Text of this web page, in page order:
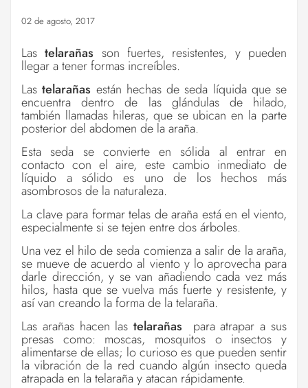
02 de agosto, 2017
Lastelarañas son fuertes, resistentes, y pueden
llegar a tener formas increíbles.
Lastelarañas están hechas de seda líquida que se
encuentra dentro de las glándulas de hilado,
también llamadas hileras, que se ubican en la parte
posterior del abdomen de la araña.
Esta seda se convierte en sólida al entrar en
contacto con el aire, este cambio inmediato de
líquido a sólido es uno de los hechos más
asombrosos de la naturaleza.
La clave para formar telas de araña está en el viento,
especialmente si se tejen entre dos árboles.
Una vez el hilo de seda comienza a salir de la araña,
se mueve de acuerdo al viento y lo aprovecha para
darle dirección, y se van añadiendo cada vez más
hilos, hasta que se vuelva más fuerte y resistente, y
así van creando la forma de la telaraña.
Las arañas hacen lastelarañas para atrapar a sus
presas como: moscas, mosquitos o insectos y
alimentarse de ellas; lo curioso es que pueden sentir
la vibración de la red cuando algún insecto queda
atrapada en la telaraña y atacan rápidamente.